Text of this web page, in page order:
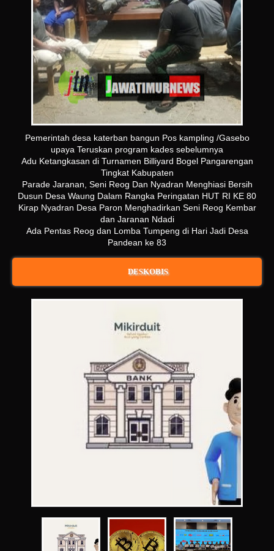
Pemerintah desa katerban bangun Pos kampling /Gasebo
upaya Teruskan program kades sebelumnya
Adu Ketangkasan di Turnamen Billiyard Bogel Pangarengan
Tingkat Kabupaten
Parade Jaranan, Seni Reog Dan Nyadran Menghiasi Bersih
Dusun Desa Waung Dalam Rangka Peringatan HUT RI KE 80
Kirap Nyadran Desa Paron Menghadirkan Seni Reog Kembar
dan Jaranan Ndadi
Ada Pentas Reog dan Lomba Tumpeng di Hari Jadi Desa
Pandean ke 83
DESKOBIS